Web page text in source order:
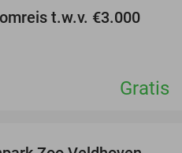
t.w.v. €3.000
Gratis